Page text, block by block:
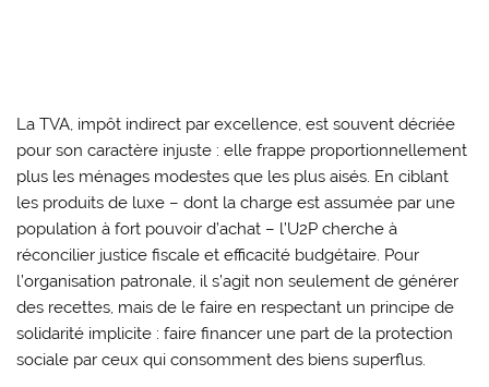
La TVA, impôt indirect par excellence, est souvent décriée
pour son caractère injuste : elle frappe proportionnellement
plus les ménages modestes que les plus aisés. En ciblant
les produits de luxe – dont la charge est assumée par une
population à fort pouvoir d’achat – l’U2P cherche à
réconcilier justice fiscale et efficacité budgétaire. Pour
l’organisation patronale, il s’agit non seulement de générer
des recettes, mais de le faire en respectant un principe de
solidarité implicite : faire financer une part de la protection
sociale par ceux qui consomment des biens superflus.